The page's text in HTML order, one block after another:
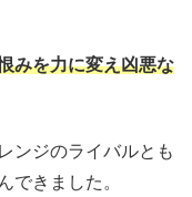
みを力に変え凶悪な
ンジのライバルとも
できました。